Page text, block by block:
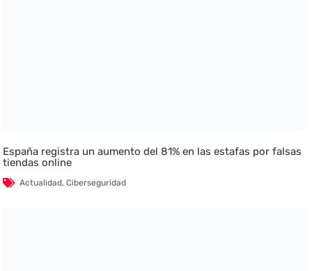
España registra un aumento del 81% en las estafas por falsas
tiendas online
Actualidad,Ciberseguridad